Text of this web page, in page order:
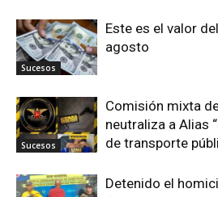
Sucesos
Este es el valor
agosto
Sucesos
Comisión mixta
neutraliza a Alias
de transporte
Detenido el